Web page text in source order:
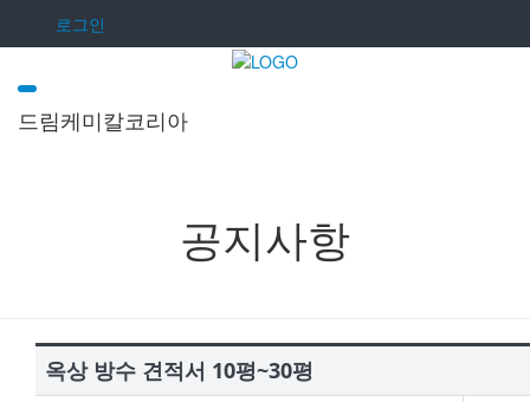
로그인
드림케미칼코리아
공지사항
옥상 방수 견적서 10평~30평